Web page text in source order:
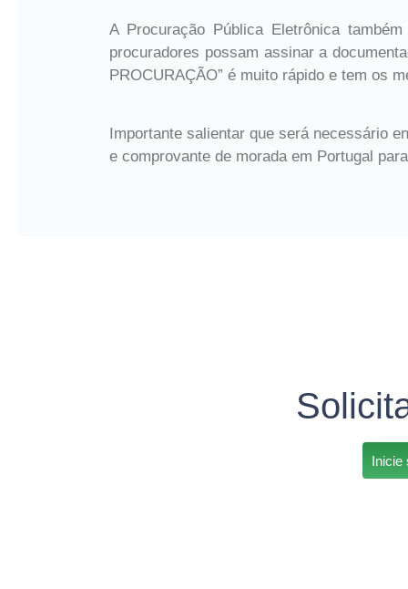
A Procuração Pública Eletrônica
procuradores possam assinar a
PROCURAÇÃO” é muito rápido e tem os
Importante salientar que será necessário
e comprovante de morada em Portugal
Inicie